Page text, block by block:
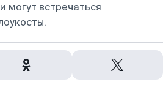
могут встречаться